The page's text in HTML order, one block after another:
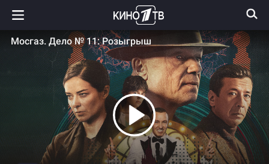
Мосгаз. Дело № 11: Розыгрыш